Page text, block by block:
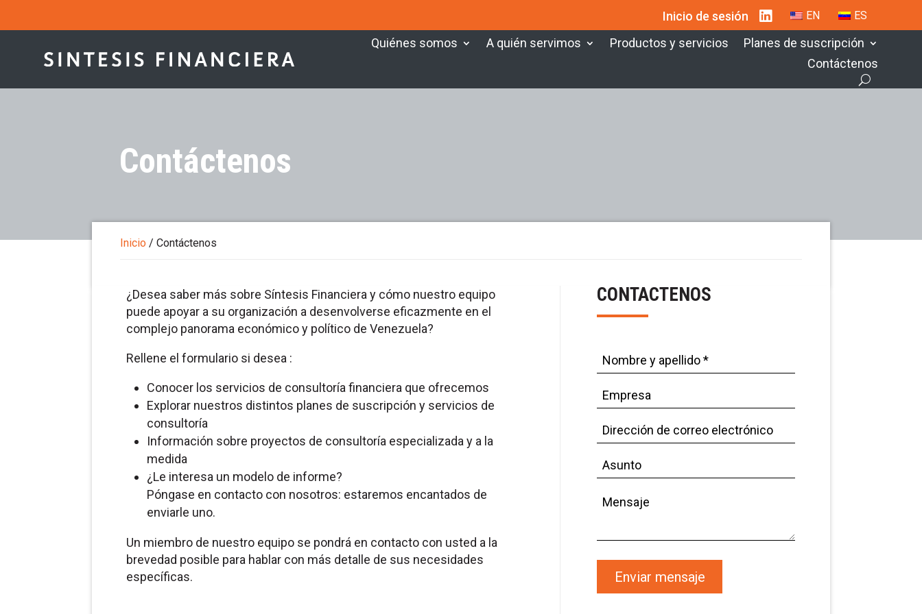
Inicio de sesión EN ES
Quiénes somos A quién servimos Productos y servicios
Planes de suscripción
Contáctenos
Contáctenos
Inicio /Contáctenos
¿Desea saber más sobre Síntesis Financiera y cómo nuestro equipo
puede apoyar a su organización a desenvolverse eficazmente en el
complejo panorama económico y político de Venezuela?
Rellene el formulario si desea :
Conocer los servicios de consultoría financiera que ofrecemos
Explorar nuestros distintos planes de suscripción y servicios de
consultoría
Información sobre proyectos de consultoría especializada y a la
medida
¿Le interesa un modelo de informe?
Póngase en contacto con nosotros: estaremos encantados de
enviarle uno.
Un miembro de nuestro equipo se pondrá en contacto con usted a la
brevedad posible para hablar con más detalle de sus necesidades
específicas.
CONTACTENOS
Nombre
y
apellidos
*
Empresa
Dirección
de
correo
electrónico
Asunto
Mensaje